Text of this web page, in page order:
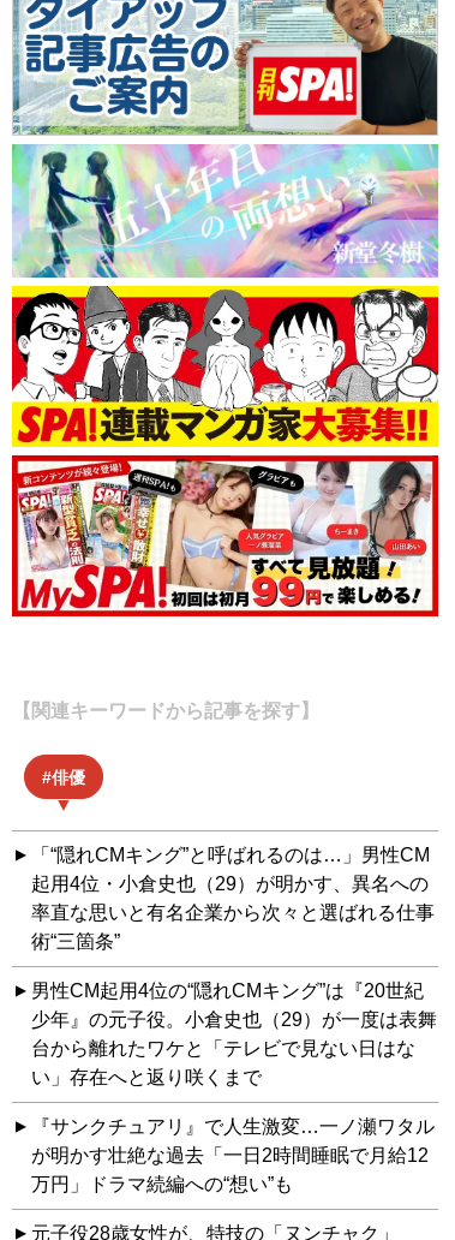
【関連キーワードから記事を探す】
俳優
「“隠れCMキング”と呼ばれるのは…」男性CM
起用4位・小倉史也（29）が明かす、異名への
率直な思いと有名企業から次々と選ばれる仕事
術“三箇条”
男性CM起用4位の“隠れCMキング”は『20世紀
少年』の元子役。小倉史也（29）が一度は表舞
台から離れたワケと「テレビで見ない日はな
い」存在へと返り咲くまで
『サンクチュアリ』で人生激変…一ノ瀬ワタル
が明かす壮絶な過去「一日2時間睡眠で月給12
万円」ドラマ続編への“想い”も
元子役28歳女性が、特技の「ヌンチャク」